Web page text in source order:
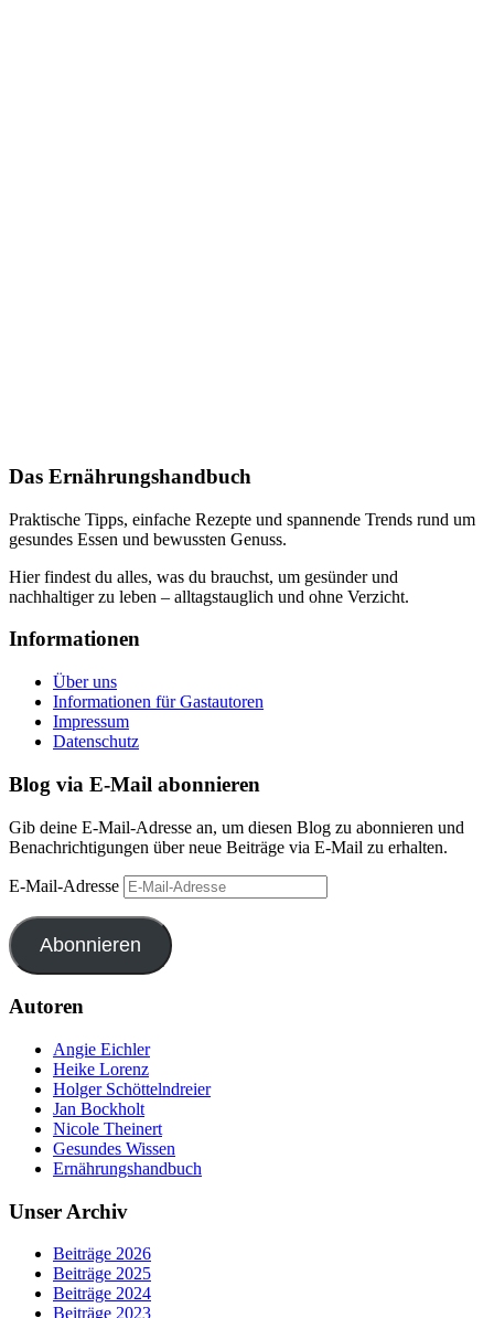
Das Ernährungshandbuch
Praktische Tipps, einfache Rezepte und spannende Trends rund um
gesundes Essen und bewussten Genuss.
Hier findest du alles, was du brauchst, um gesünder und
nachhaltiger zu leben – alltagstauglich und ohne Verzicht.
Informationen
Über uns
Informationen für Gastautoren
Impressum
Datenschutz
Blog via E-Mail abonnieren
Gib deine E-Mail-Adresse an, um diesen Blog zu abonnieren und
Benachrichtigungen über neue Beiträge via E-Mail zu erhalten.
E-Mail-Adresse
Abonnieren
Autoren
Angie Eichler
Heike Lorenz
Holger Schöttelndreier
Jan Bockholt
Nicole Theinert
Gesundes Wissen
Ernährungshandbuch
Unser Archiv
Beiträge 2026
Beiträge 2025
Beiträge 2024
Beiträge 2023